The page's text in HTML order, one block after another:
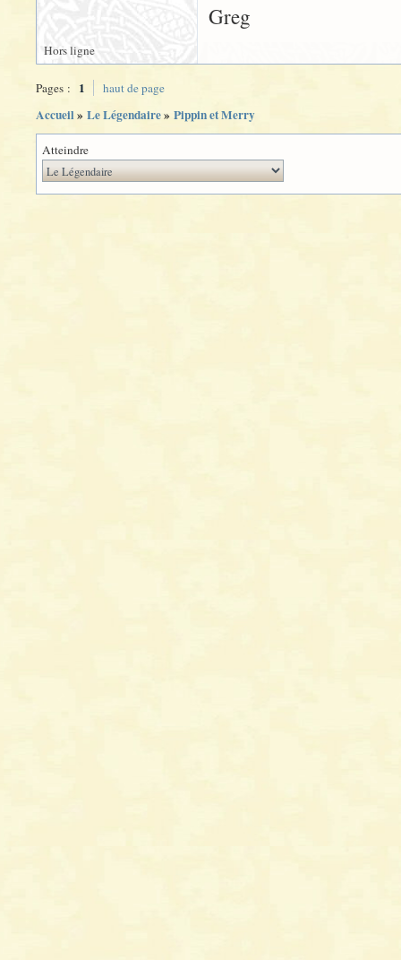
Greg
Hors ligne
Pages : 1 haut de page
Accueil» Le Légendaire» Pippin et Merry
Atteindre